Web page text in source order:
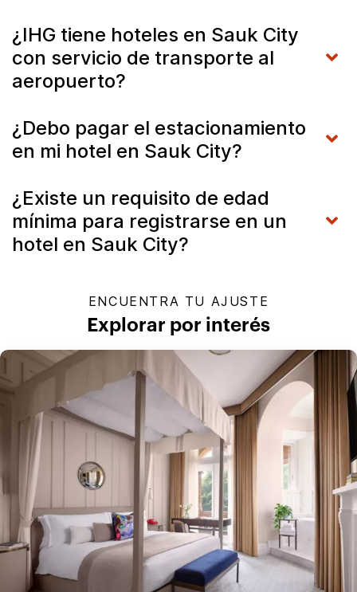
¿IHG tiene hoteles en Sauk City
con servicio de transporte al
aeropuerto?
¿Debo pagar el estacionamiento
en mi hotel en Sauk City?
¿Existe un requisito de edad
mínima para registrarse en un
hotel en Sauk City?
ENCUENTRA TU AJUSTE
Explorar por interés